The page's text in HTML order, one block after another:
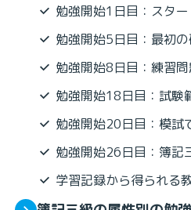
勉強開始1日目：スター
勉強開始5日目：最初
勉強開始8日目：練習
勉強開始18日目：試験
勉強開始20日目：模試
勉強開始26日目：簿記
学習記録から得られる